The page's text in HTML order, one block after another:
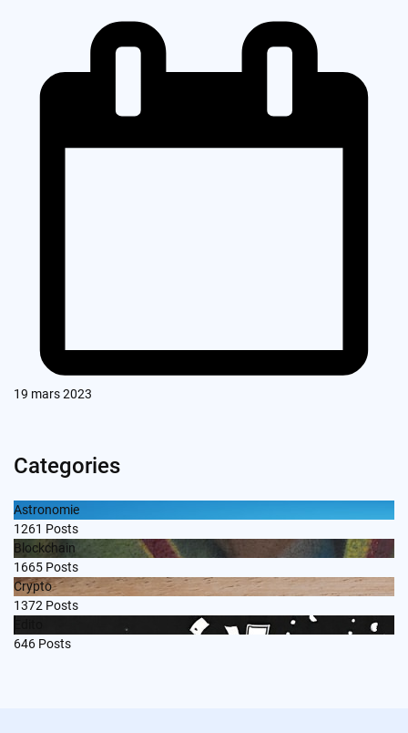
19 mars 2023
Categories
Astronomie
1261 Posts
Blockchain
1665 Posts
Crypto
1372 Posts
646 Posts